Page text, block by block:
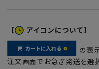
【 アイコンについて】
の表
注文画面でお急ぎ発送を選